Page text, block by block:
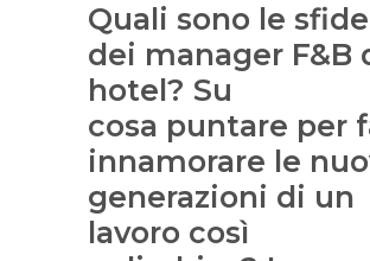
Quali sono le sfide
dei manager F&B
hotel? Su
cosa puntare per
innamorare le
generazioni di un
lavoro così